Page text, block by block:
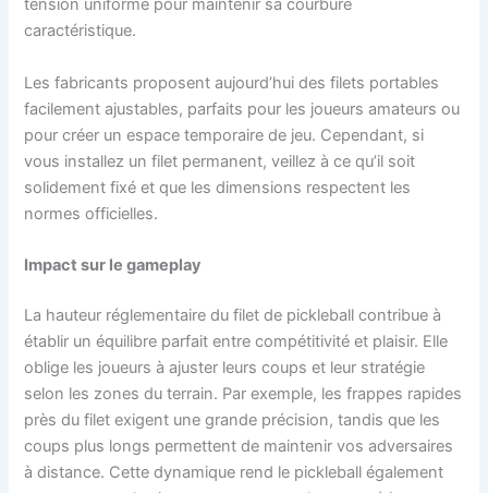
tension uniforme pour maintenir sa courbure
caractéristique.
Les fabricants proposent aujourd’hui des filets portables
facilement ajustables, parfaits pour les joueurs amateurs ou
pour créer un espace temporaire de jeu. Cependant, si
vous installez un filet permanent, veillez à ce qu’il soit
solidement fixé et que les dimensions respectent les
normes officielles.
Impact sur le gameplay
La hauteur réglementaire du filet de pickleball contribue à
établir un équilibre parfait entre compétitivité et plaisir. Elle
oblige les joueurs à ajuster leurs coups et leur stratégie
selon les zones du terrain. Par exemple, les frappes rapides
près du filet exigent une grande précision, tandis que les
coups plus longs permettent de maintenir vos adversaires
à distance. Cette dynamique rend le pickleball également